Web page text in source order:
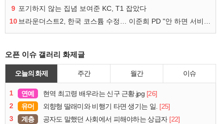
9 포기하지 않는 집념 보여준 KC, T1 잡았다
10
오픈 이슈 갤러리 화제글
오늘의 화제 주간 월간 이슈
1 연예 현역 최고령 배우라는 신구 근황.jpg [26]
2
유머 외향형 딸래미와 비행기 타면 생기는 일. [25]
3
계층 공자도 말했던 사회에서 피해야하는 상급자 [22]